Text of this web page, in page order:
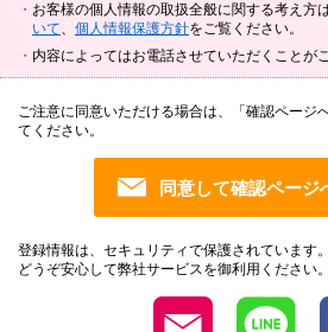
お客様の個人情報の取扱全般に関する考え方は
いて、 個人情報保護方針をご覧ください。
内容によってはお電話させていただくことが
ご注意に同意いただける場合は、「確認ページ
てください。
登録情報は、セキュリティで保護されています。
どうぞ安心して弊社サービスを御利用ください。